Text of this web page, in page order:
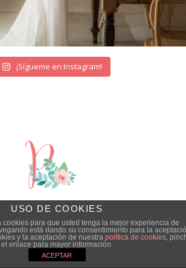
¡Sígueme en Instagram!
una Boda Perfecta |Aviso legal|
Política de privacidad
USO DE COOKIES
cookies para que usted tenga la mejor experiencia de
está dando su consentimiento para la
y la aceptación de nuestra política de cookies,
el enlace para mayor información.
ACEPTAR